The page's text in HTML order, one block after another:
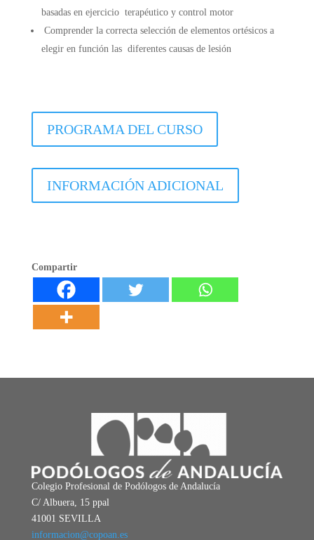
basadas en ejercicio terapéutico y control motor
Comprender la correcta selección de elementos ortésicos a
elegir en función las diferentes causas de lesión
PROGRAMA DEL CURSO
INFORMACIÓN ADICIONAL
Compartir
Colegio Profesional de Podólogos de Andalucía
C/ Albuera, 15 ppal
41001 SEVILLA
informacion@copoan.es